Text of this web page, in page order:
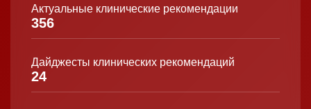
Актуальные клинические рекомендации
356
Дайджесты клинических рекомендаций
24